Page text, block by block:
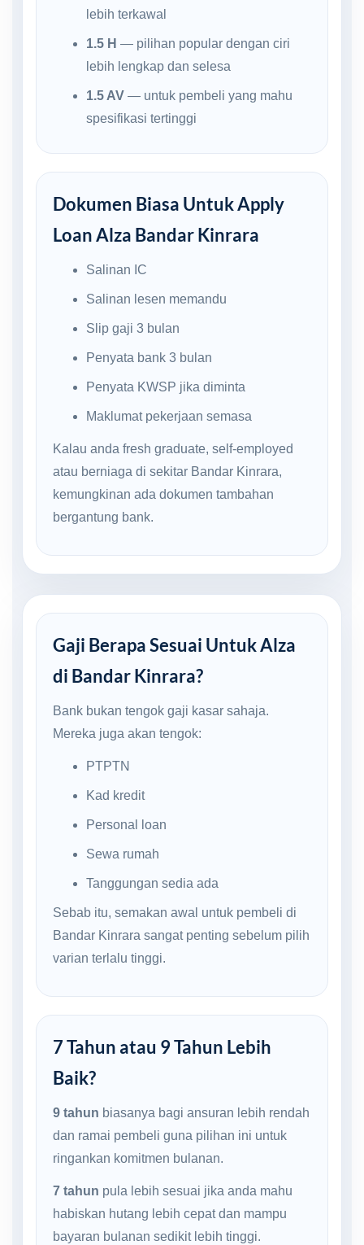
lebih terkawal
1.5 H — pilihan popular dengan ciri
lebih lengkap dan selesa
1.5 AV— untuk pembeli yang mahu
spesifikasi tertinggi
Dokumen Biasa Untuk Apply
Loan Alza Bandar Kinrara
Salinan IC
Salinan lesen memandu
Slip gaji 3 bulan
Penyata bank 3 bulan
Penyata KWSP jika diminta
Maklumat pekerjaan semasa
Kalau anda fresh graduate, self-employed
atau berniaga di sekitar Bandar Kinrara,
kemungkinan ada dokumen tambahan
bergantung bank.
Gaji Berapa Sesuai Untuk Alza
di Bandar Kinrara?
Bank bukan tengok gaji kasar sahaja.
Mereka juga akan tengok:
PTPTN
Kad kredit
Personal loan
Sewa rumah
Tanggungan sedia ada
Sebab itu, semakan awal untuk pembeli di
Bandar Kinrara sangat penting sebelum pilih
varian terlalu tinggi.
7 Tahun atau 9 Tahun Lebih
Baik?
9 tahun biasanya bagi ansuran lebih rendah
dan ramai pembeli guna pilihan ini untuk
ringankan komitmen bulanan.
7 tahun pula lebih sesuai jika anda mahu
habiskan hutang lebih cepat dan mampu
bayaran bulanan sedikit lebih tinggi.